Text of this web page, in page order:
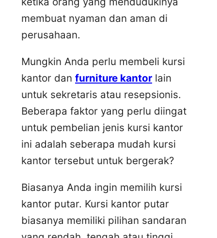
membuat nyaman dan aman di
perusahaan.
Mungkin Anda perlu membeli kursi
kantor dan furniture kantor lain
untuk sekretaris atau resepsionis.
Beberapa faktor yang perlu diingat
untuk pembelian jenis kursi kantor
ini adalah seberapa mudah kursi
kantor tersebut untuk bergerak?
Biasanya Anda ingin memilih kursi
kantor putar. Kursi kantor putar
biasanya memiliki pilihan sandaran